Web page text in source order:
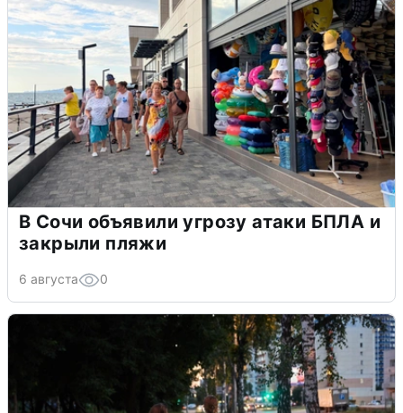
В Сочи объявили угрозу атаки БПЛА и
закрыли пляжи
6 августа 0